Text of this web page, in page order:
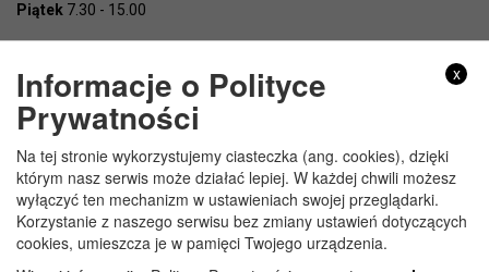
Piątek 7.30 - 15.00
Copyright © Urząd Gminy Wojcieszków
x
Informacje o Polityce
Prywatności
Na tej stronie wykorzystujemy ciasteczka (ang. cookies), dzięki
którym nasz serwis może działać lepiej. W każdej chwili możesz
wyłączyć ten mechanizm w ustawieniach swojej przeglądarki.
Korzystanie z naszego serwisu bez zmiany ustawień dotyczących
cookies, umieszcza je w pamięci Twojego urządzenia.